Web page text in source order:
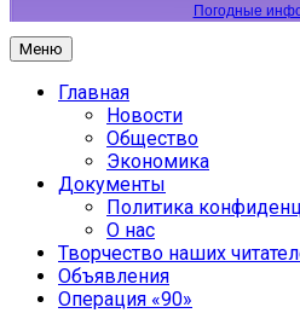
Погодные
Меню
Главная
Новости
Общество
Экономика
Документы
Политика
О нас
Творчество наших
Объявления
Операция «90»